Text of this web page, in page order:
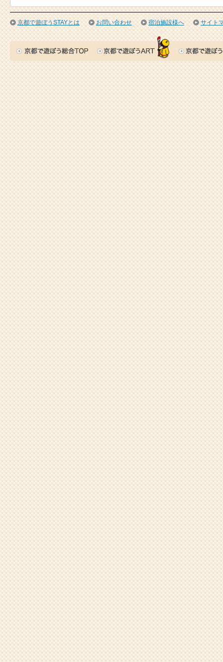
京都で遊ぼうSTAYとは お問い合わせ 宿泊施設様へ サイト